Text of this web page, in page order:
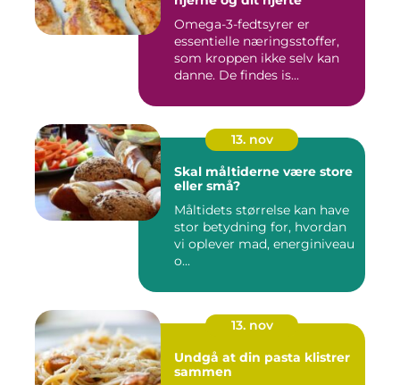
Omega-3-fedtsyrer er
essentielle næringsstoffer,
som kroppen ikke selv kan
danne. De findes is...
13. nov
Skal måltiderne være store
eller små?
Måltidets størrelse kan have
stor betydning for, hvordan
vi oplever mad, energiniveau
o...
13. nov
Undgå at din pasta klistrer
sammen